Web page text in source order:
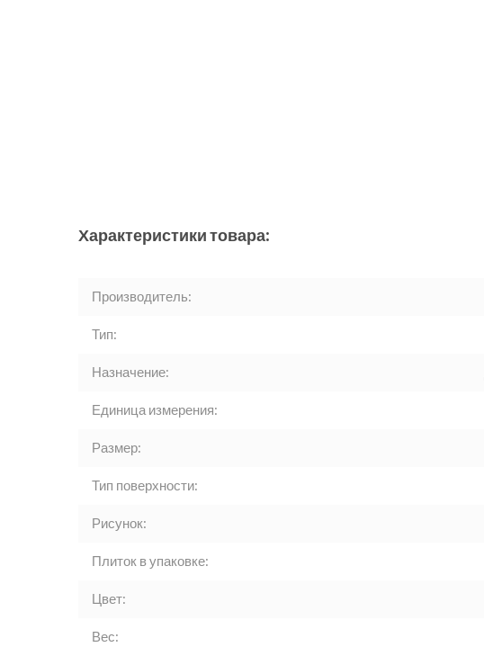
Характеристики товара:
Производитель:
Тип:
Назначение:
Единица измерения:
Размер:
Тип поверхности:
Рисунок:
Плиток в упаковке:
Цвет:
Вес: